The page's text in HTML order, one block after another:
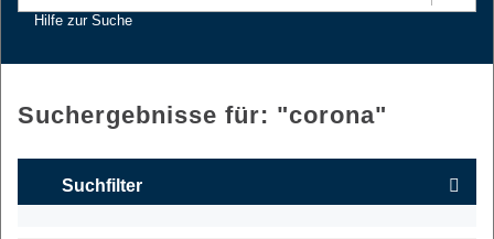
Hilfe zur Suche
Suchergebnisse für: "corona"
Suchfilter